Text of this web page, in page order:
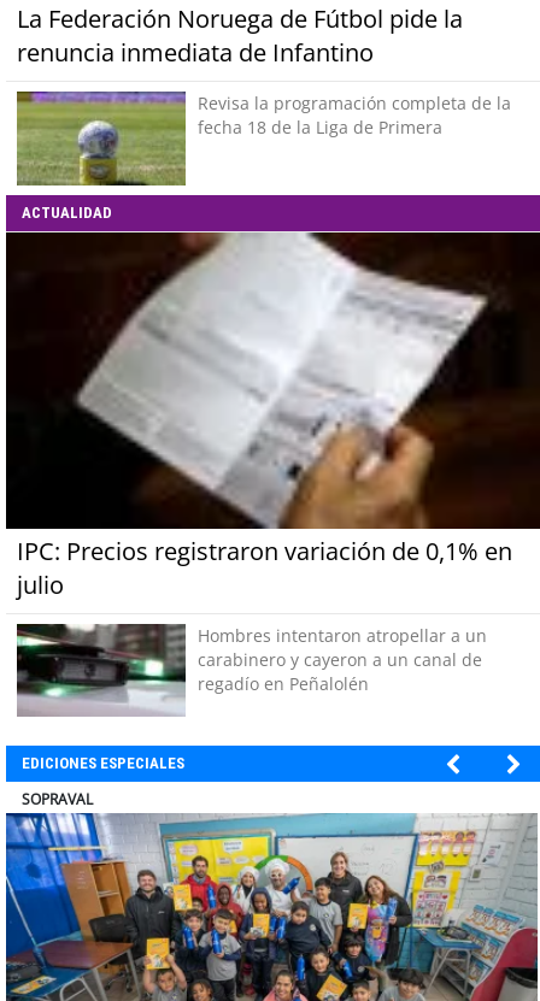
La Federación Noruega de Fútbol pide la
renuncia inmediata de Infantino
Revisa la programación completa de la
fecha 18 de la Liga de Primera
ACTUALIDAD
IPC: Precios registraron variación de 0,1% en
julio
Hombres intentaron atropellar a un
carabinero y cayeron a un canal de
regadío en Peñalolén
EDICIONES ESPECIALES
ULTRAPORT